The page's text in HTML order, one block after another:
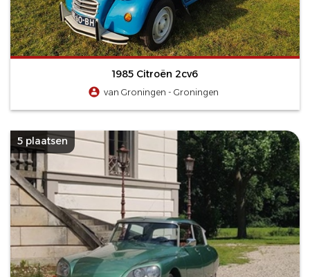
1985 Citroën 2cv6
van Groningen - Groningen
5 plaatsen